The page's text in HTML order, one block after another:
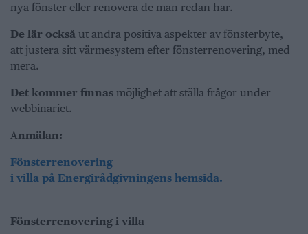
nya fönster eller renovera de man redan har.
De lär också ut andra positiva aspekter av fönsterbyte,
att justera sitt värmesystem efter fönsterrenovering, med
mera.
Det kommer finnas möjlighet att ställa frågor under
webbinariet.
Anmälan:
Fönsterrenovering
i villa på Energirådgivningens hemsida.
Fönsterrenovering i villa